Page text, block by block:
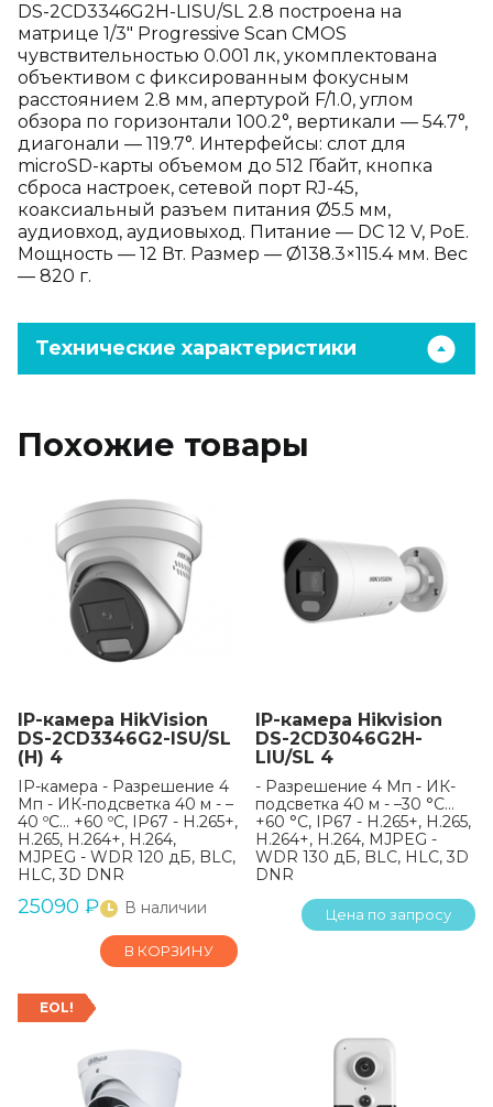
DS-2CD3346G2H-LISU/SL 2.8 построена на
матрице 1/3" Progressive Scan CMOS
чувствительностью 0.001 лк, укомплектована
объективом с фиксированным фокусным
расстоянием 2.8 мм, апертурой F/1.0, углом
обзора по горизонтали 100.2°, вертикали — 54.7°,
диагонали — 119.7°. Интерфейсы: слот для
microSD-карты объемом до 512 Гбайт, кнопка
сброса настроек, сетевой порт RJ-45,
коаксиальный разъем питания Ø5.5 мм,
аудиовход, аудиовыход. Питание — DC 12 V, PoE.
Мощность — 12 Вт. Размер — Ø138.3×115.4 мм. Вес
— 820 г.
Технические характеристики
Похожие товары
IP-камера HikVision
DS-2CD3346G2-ISU/SL
(H) 4
IP-камера - Разрешение 4
Мп - ИК-подсветка 40 м - –
40 ºC… +60 ºC, IP67 - H.265+,
H.265, H.264+, H.264,
MJPEG - WDR 120 дБ, BLC,
HLC, 3D DNR
25090 ₽ В наличии
В КОРЗИНУ
IP-камера Hikvision
DS-2CD3046G2H-
LIU/SL 4
- Разрешение 4 Мп - ИК-
подсветка 40 м - –30 °C…
+60 °C, IP67 - H.265+, H.265,
H.264+, H.264, MJPEG -
WDR 130 дБ, BLC, HLC, 3D
DNR
Цена по запросу
EOL!